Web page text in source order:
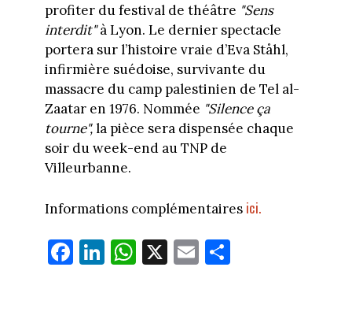
profiter du festival de théâtre "Sens
interdit"à Lyon. Le dernier spectacle
portera sur l’histoire vraie d’Eva Ståhl,
infirmière suédoise, survivante du
massacre du camp palestinien de Tel al-
Zaatar en 1976. Nommée "Silence ça
tourne",la pièce sera dispensée chaque
soir du week-end au TNP de
Villeurbanne.
Informations complémentaires ici.
Fa
ce
Li
nk
W
ha
X E
m
Pa